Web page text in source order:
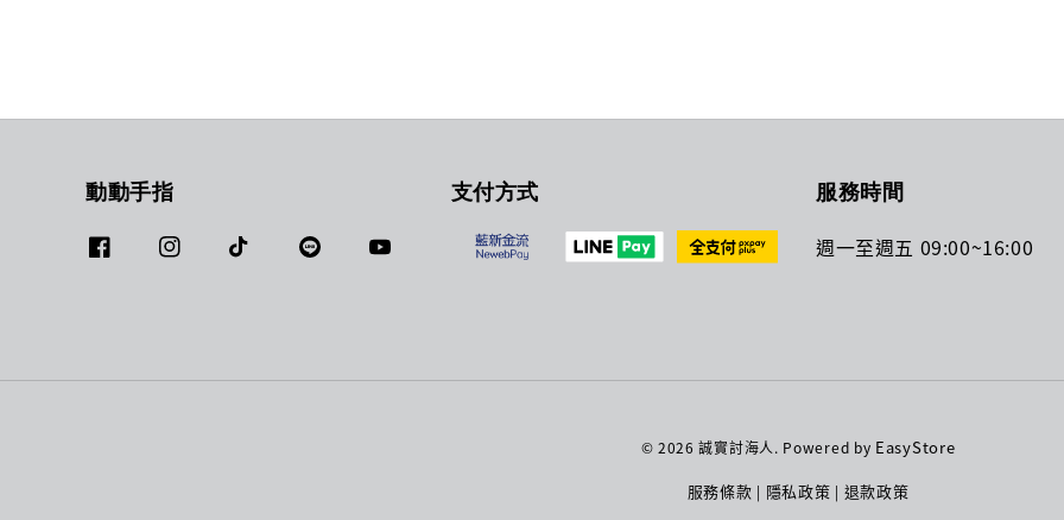
動動手指 支付方式 服務時間
週一至週五 09:00~16:00
© 2026 誠實討海人. Powered by EasyStore
服務條款 | 隱私政策 | 退款政策